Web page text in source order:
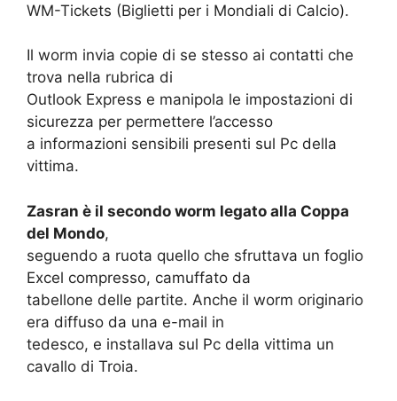
WM-Tickets (Biglietti per i Mondiali di Calcio).
Il worm invia copie di se stesso ai contatti che
trova nella rubrica di
Outlook Express e manipola le impostazioni di
sicurezza per permettere l’accesso
a informazioni sensibili presenti sul Pc della
vittima.
Zasran è il secondo worm legato alla Coppa
del Mondo,
seguendo a ruota quello che sfruttava un foglio
Excel compresso, camuffato da
tabellone delle partite. Anche il worm originario
era diffuso da una e-mail in
tedesco, e installava sul Pc della vittima un
cavallo di Troia.